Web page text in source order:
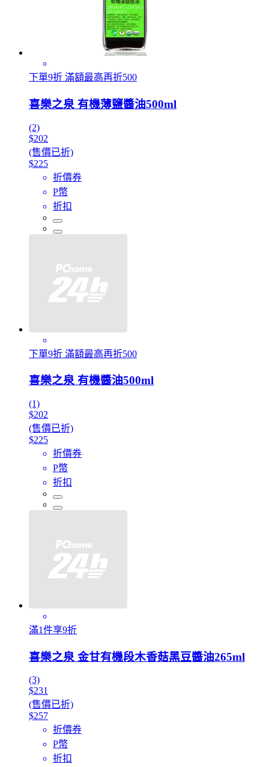
下單9折 滿額最高再折500
喜樂之泉 有機薄鹽醬油500ml
(2)
$202
(售價已折)
$225
折價券
P幣
折扣
下單9折 滿額最高再折500
喜樂之泉 有機醬油500ml
(1)
$202
(售價已折)
$225
折價券
P幣
折扣
滿1件享9折
喜樂之泉 金甘有機段木香菇黑豆醬油265ml
(3)
$231
(售價已折)
$257
折價券
P幣
折扣